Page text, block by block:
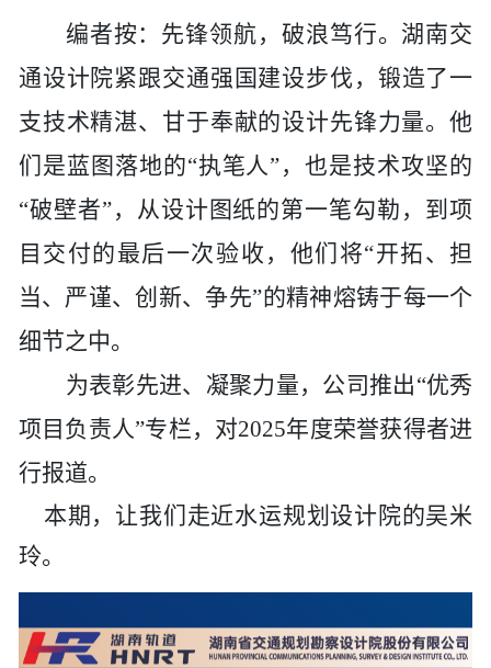
荣誉
历史
企业
水运
市政
轨道
建筑
隧道
工程
工程
党群
公告
时政
创新
博士
特色
知识
人才
招聘
联系
客户
编者按： 先锋领航，破浪笃行。 湖南交
通设计院紧跟交通强国建设步伐， 锻造了一
支技术精湛、甘于奉献的设计先锋力量。他
们是蓝图落地的“执笔人”，也是技术攻坚的
“破壁者”， 从设计图纸的第一笔勾勒，到项
目交付的最后一次验收，他们将“开拓、担
当、严谨、创新、争先”的精神熔铸于每一个
细节之中。
为表彰先进、凝聚力量，公司推出“优秀
项目负责人”专栏，对2025年度荣誉获得者进
行报道。
本期，让我们走近水运规划设计院的吴米
玲。